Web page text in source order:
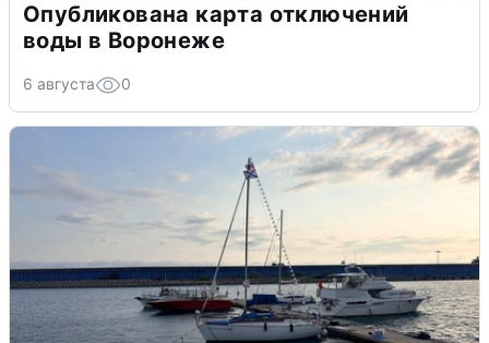
Опубликована карта отключений
воды в Воронеже
6 августа 0